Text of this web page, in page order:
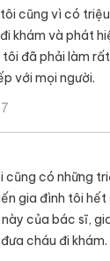
cũng vì có
khám và phát
đã phải làm
với mọi người.
cũng có những
gia đình tôi
của bác sĩ,
cháu đi khám.